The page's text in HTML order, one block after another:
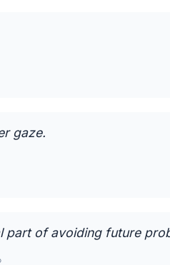
gaze.
part of avoiding future